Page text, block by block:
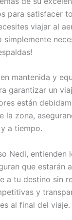
para satisfacer
viajar al
mantenida y
garantizar un
están
la zona,
a tiempo.
Nedi,
que estarán
a tu destino sin
y
al final del viaje.